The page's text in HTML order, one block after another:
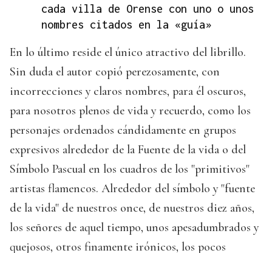
cada villa de Orense con uno o unos
nombres citados en la «guía»
En lo último reside el único atractivo del librillo.
Sin duda el autor copió perezosamente, con
incorrecciones y claros nombres, para él oscuros,
para nosotros plenos de vida y recuerdo, como los
personajes ordenados cándidamente en grupos
expresivos alrededor de la Fuente de la vida o del
Símbolo Pascual en los cuadros de los "primitivos"
artistas flamencos. Alrededor del símbolo y "fuente
de la vida" de nuestros once, de nuestros diez años,
los señores de aquel tiempo, unos apesadumbrados y
quejosos, otros finamente irónicos, los pocos